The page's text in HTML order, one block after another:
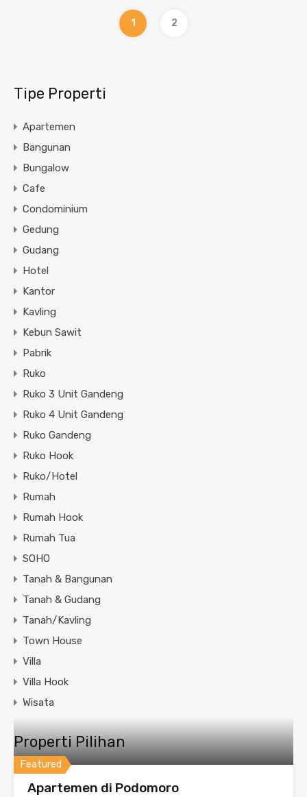
1 2
Tipe Properti
Apartemen
Bangunan
Bungalow
Cafe
Condominium
Gedung
Gudang
Hotel
Kantor
Kavling
Kebun Sawit
Pabrik
Ruko
Ruko 3 Unit Gandeng
Ruko 4 Unit Gandeng
Ruko Gandeng
Ruko Hook
Ruko/Hotel
Rumah
Rumah Hook
Rumah Tua
SOHO
Tanah & Bangunan
Tanah & Gudang
Tanah/Kavling
Town House
Villa
Villa Hook
Wisata
Properti Pilihan
Featured
Apartemen di Podomoro